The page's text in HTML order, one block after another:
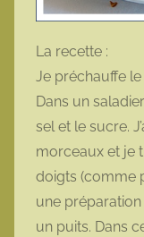
La recette :
Je préchauffe le
Dans un
sel et le sucre.
morceaux et je
doigts (comme
une
un puits. Dans